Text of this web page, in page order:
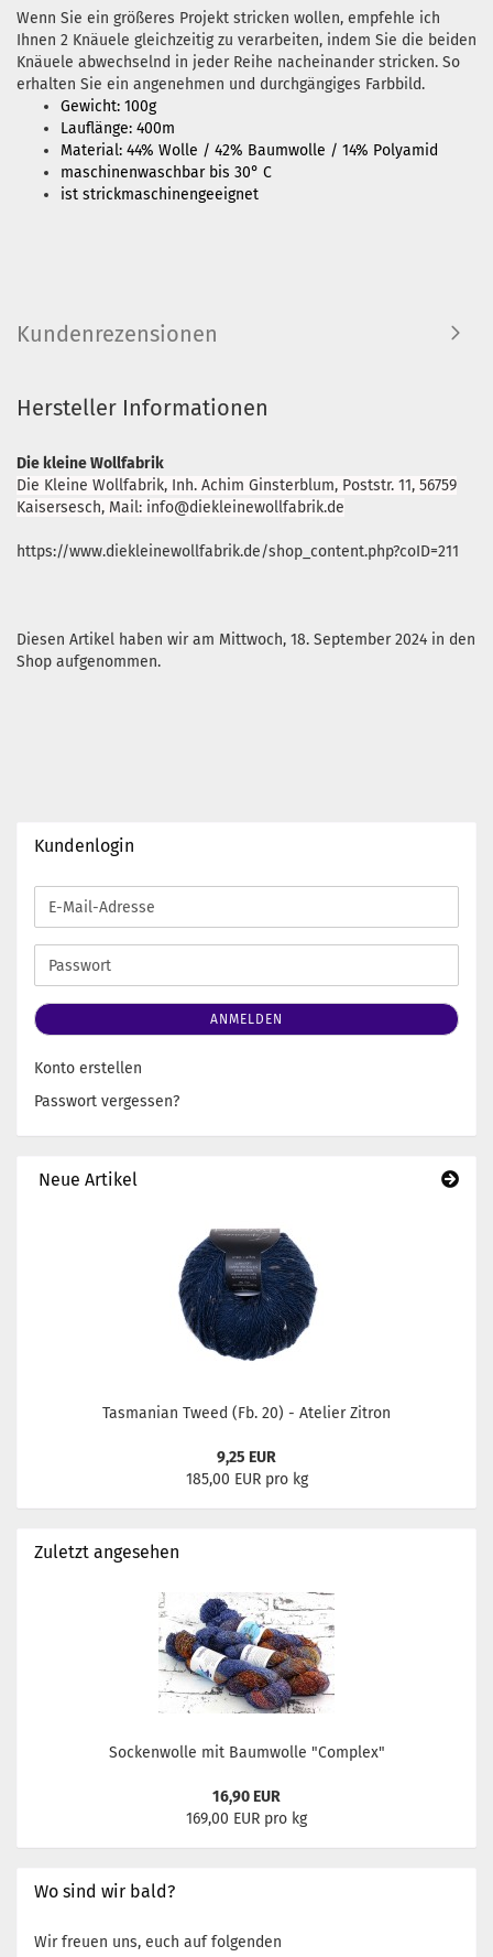
Wenn Sie ein größeres Projekt stricken wollen, empfehle ich
Ihnen 2 Knäuele gleichzeitig zu verarbeiten, indem Sie die beiden
Knäuele abwechselnd in jeder Reihe nacheinander stricken. So
erhalten Sie ein angenehmen und durchgängiges Farbbild.
Gewicht: 100g
Lauflänge: 400m
Material: 44% Wolle / 42% Baumwolle / 14% Polyamid
maschinenwaschbar bis 30° C
ist strickmaschinengeeignet
Kundenrezensionen
Hersteller Informationen
Die kleine Wollfabrik
Die Kleine Wollfabrik, Inh. Achim Ginsterblum, Poststr. 11, 56759
Kaisersesch, Mail: info@diekleinewollfabrik.de
https://www.diekleinewollfabrik.de/shop_content.php?coID=211
Diesen Artikel haben wir am Mittwoch, 18. September 2024 in den
Shop aufgenommen.
Kundenlogin
E-
Mail-
Adresse
Passwort
ANMELDEN
Konto erstellen
Passwort vergessen?
Neue Artikel
Tasmanian Tweed (Fb. 20) - Atelier Zitron
9,25 EUR
185,00 EUR pro kg
Zuletzt angesehen
Sockenwolle mit Baumwolle "Complex"
16,90 EUR
169,00 EUR pro kg
Wo sind wir bald?
Wir freuen uns, euch auf folgenden